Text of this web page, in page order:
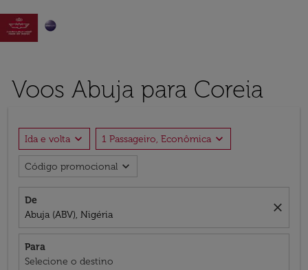

Voos Abuja para Coreia
Ida e volta expand_more 1 Passageiro, Econômica expand_more
Código promocional expand_more
De
Abuja (ABV), Nigéria
close
Para
Selecione o destino